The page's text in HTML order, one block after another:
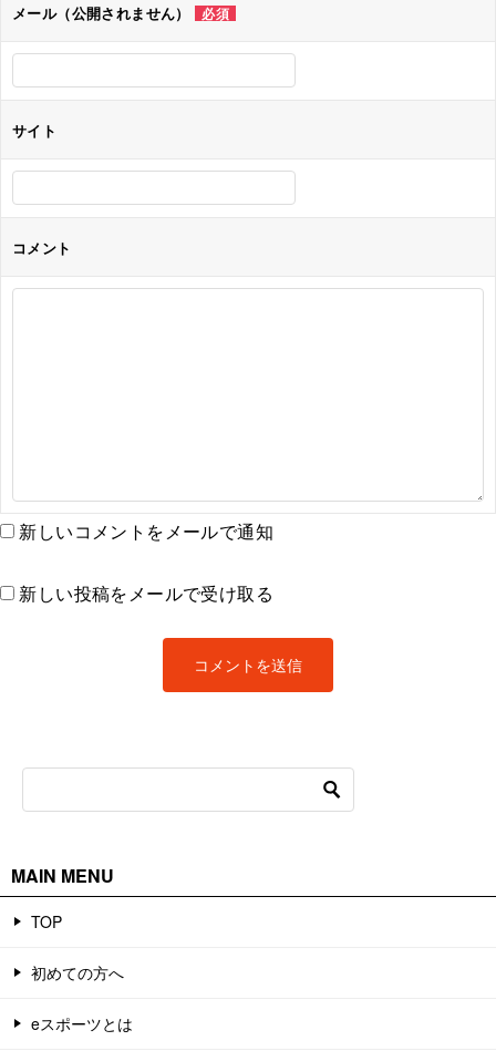
メール（公開されません） 必須
サイト
コメント
新しいコメントをメールで通知
新しい投稿をメールで受け取る
MAIN MENU
TOP
初めての方へ
eスポーツとは